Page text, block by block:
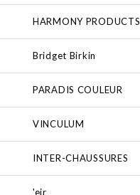
HARMONY PRODUCTS
Bridget Birkin
PARADIS COULEUR
VINCULUM
INTER-CHAUSSURES
'eir